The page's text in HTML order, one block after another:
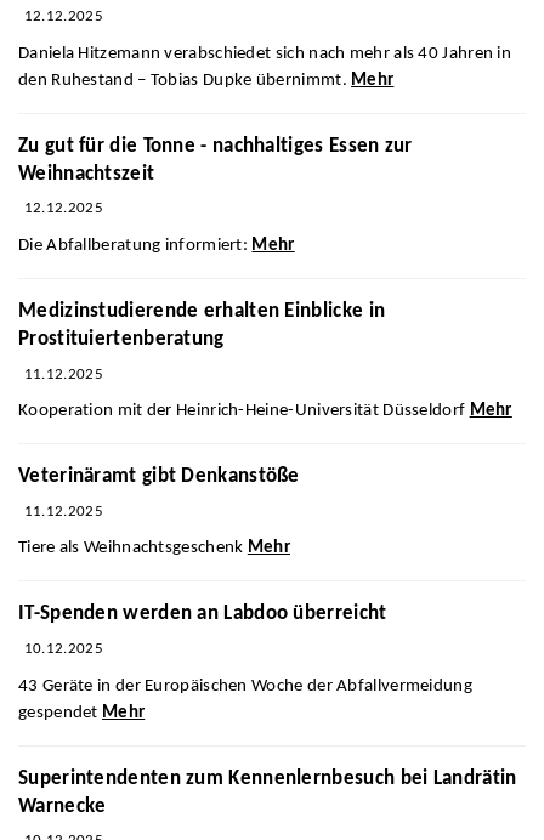
12.12.2025
Daniela Hitzemann verabschiedet sich nach mehr als 40 Jahren in
den Ruhestand – Tobias Dupke übernimmt. Mehr
Zu gut für die Tonne - nachhaltiges Essen zur
Weihnachtszeit
12.12.2025
Die Abfallberatung informiert: Mehr
Medizinstudierende erhalten Einblicke in
Prostituiertenberatung
11.12.2025
Kooperation mit der Heinrich-Heine-Universität Düsseldorf Mehr
Veterinäramt gibt Denkanstöße
11.12.2025
Tiere als Weihnachtsgeschenk Mehr
IT-Spenden werden an Labdoo überreicht
10.12.2025
43 Geräte in der Europäischen Woche der Abfallvermeidung
gespendet Mehr
Superintendenten zum Kennenlernbesuch bei Landrätin
Warnecke